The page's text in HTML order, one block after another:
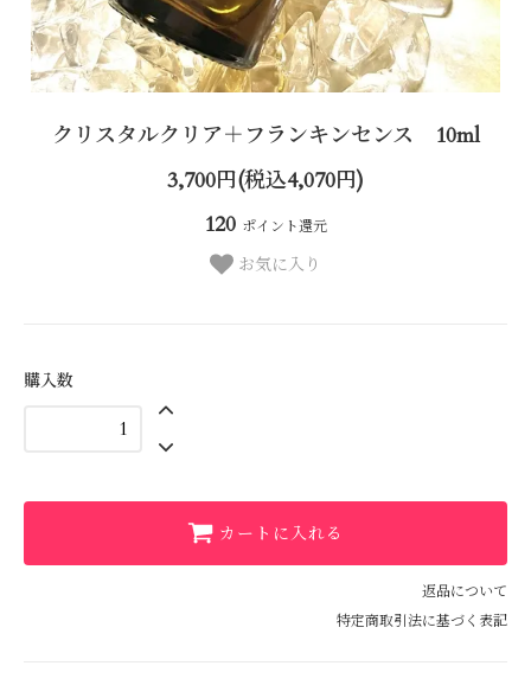
クリスタルクリア＋フランキンセンス 10ml
3,700円(税込4,070円)
120 ポイント還元
お気に入り
購入数
カートに入れる
返品について
特定商取引法に基づく表記